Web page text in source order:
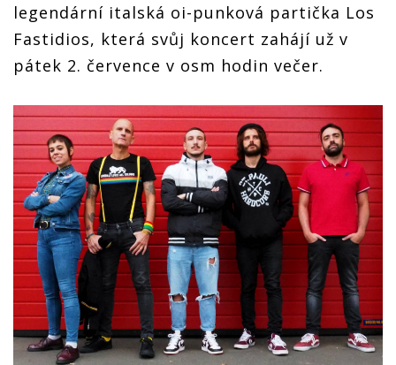
legendární italská oi-punková partička Los
Fastidios, která svůj koncert zahájí už v
pátek 2. července v osm hodin večer.